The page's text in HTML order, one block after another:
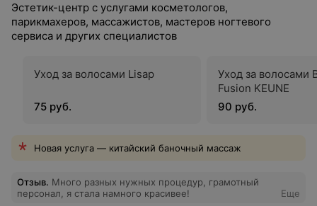
Эстетик-центр с услугами косметологов,
парикмахеров, массажистов, мастеров ногтевого
сервиса и других специалистов
Уход за волосами Lisap
75 руб.
Уход за волосами
Fusion KEUNE
90 руб.
Новая услуга — китайский баночный массаж
Отзыв. Много разных нужных процедур, грамотный
персонал, я стала намного красивее!
Еще